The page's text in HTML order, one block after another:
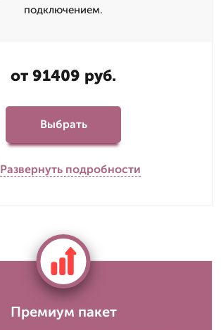
подключением.
от 91409 руб.
Выбрать
Развернуть подробности
Премиум пакет